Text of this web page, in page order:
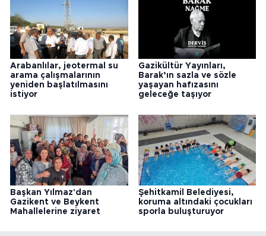
Arabanlılar, jeotermal su
arama çalışmalarının
yeniden başlatılmasını
istiyor
Gazikültür Yayınları,
Barak’ın sazla ve sözle
yaşayan hafızasını
geleceğe taşıyor
Başkan Yılmaz'dan
Gazikent ve Beykent
Mahallelerine ziyaret
Şehitkamil Belediyesi,
koruma altındaki çocukları
sporla buluşturuyor